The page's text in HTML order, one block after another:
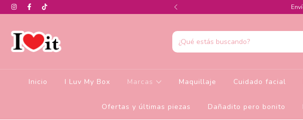
de descuento en la colección de Glamlite
Inicio I Luv My Box Marcas Maquillaje Cuidado facial
Ofertas y últimas piezas Dañadito pero bonito